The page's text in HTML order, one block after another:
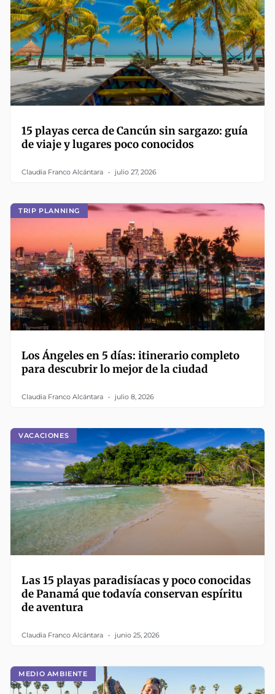
15 playas cerca de Cancún sin sargazo: guía
de viaje y lugares poco conocidos
Claudia Franco Alcántara julio 27, 2026
TRIP PLANNING
Los Ángeles en 5 días: itinerario completo
para descubrir lo mejor de la ciudad
Claudia Franco Alcántara julio 8, 2026
VACACIONES
Las 15 playas paradisíacas y poco conocidas
de Panamá que todavía conservan espíritu
de aventura
Claudia Franco Alcántara junio 25, 2026
MEDIO AMBIENTE